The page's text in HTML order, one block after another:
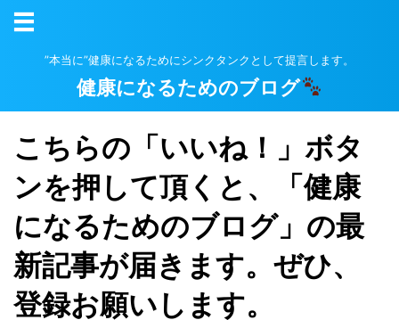
”本当に”健康になるためにシンクタンクとして提言します。
健康になるためのブログ
こちらの「いいね！」ボタ
ンを押して頂くと、「健康
になるためのブログ」の最
新記事が届きます。ぜひ、
登録お願いします。